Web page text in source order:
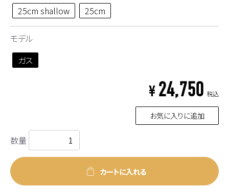
25cm shallow
25cm
モデル
ガス
¥ 24,750 税込
お気に入りに追加
数量
カートに入れる